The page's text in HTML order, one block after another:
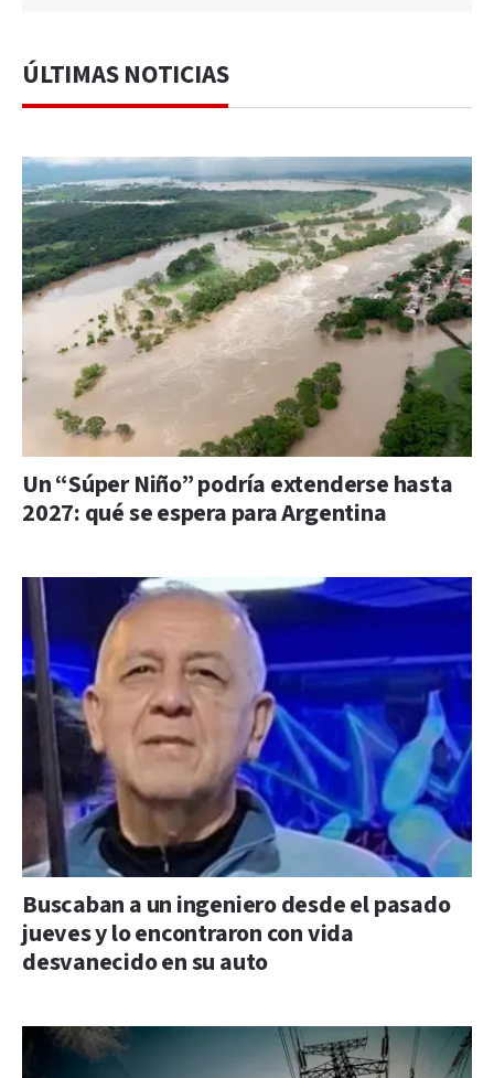
ÚLTIMAS NOTICIAS
Un “Súper Niño” podría extenderse hasta
2027: qué se espera para Argentina
Buscaban a un ingeniero desde el pasado
jueves y lo encontraron con vida
desvanecido en su auto